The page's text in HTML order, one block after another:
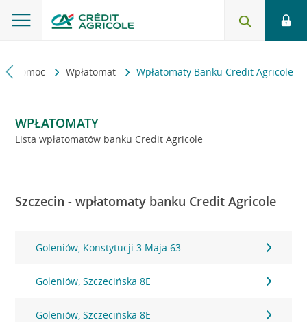
i pomoc Wpłatomat Wpłatomaty Banku Credit Agricole
WPŁATOMATY
Lista wpłatomatów banku Credit Agricole
Szczecin - wpłatomaty banku Credit Agricole
Goleniów, Konstytucji 3 Maja 63
Goleniów, Szczecińska 8E
Goleniów, Szczecińska 8E